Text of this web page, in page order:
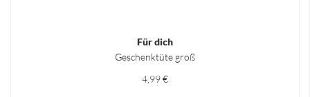
Für dich
Geschenktüte groß
4,99 €